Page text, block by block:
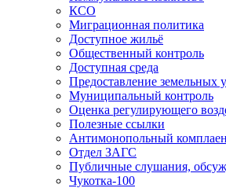
КСО
Миграционная политика
Доступное жильё
Общественный контроль
Доступная среда
Предоставление земельных
Муниципальный контроль
Оценка регулирующего
Полезные ссылки
Антимонопольный
Отдел ЗАГС
Публичные слушания,
Чукотка-100